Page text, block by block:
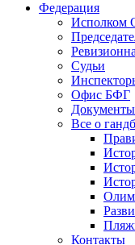
Федерация
Исполком
Судьи
Офис БФГ
Документы
Все о
Контакты